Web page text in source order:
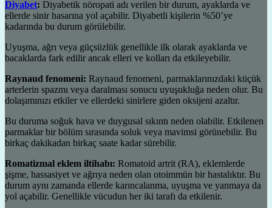
Diyabet: Diyabetik nöropati adı verilen bir durum, ayaklarda ve
ellerde sinir hasarına yol açabilir. Diyabetli kişilerin %50’ye
kadarında bu durum görülebilir.
Uyuşma, ağrı veya güçsüzlük genellikle ilk olarak ayaklarda ve
bacaklarda fark edilir ancak elleri ve kolları da etkileyebilir.
Raynaud fenomeni: Raynaud fenomeni, parmaklarınızdaki küçük
arterlerin spazmı veya daralması sonucu uyuşukluğa neden olur. Bu
dolaşımınızı etkiler ve ellerdeki sinirlere giden oksijeni azaltır.
Bu duruma soğuk hava ve duygusal sıkıntı neden olabilir. Etkilenen
parmaklar bir bölüm sırasında soluk veya mavimsi görünebilir. Bu
birkaç dakikadan birkaç saate kadar sürebilir.
Romatizmal eklem iltihabı: Romatoid artrit (RA), eklemlerde
şişme, hassasiyet ve ağrıya neden olan otoimmün bir hastalıktır. Bu
durum aynı zamanda ellerde karıncalanma, uyuşma ve yanmaya da
yol açabilir. Genellikle vücudun her iki tarafı da etkilenir.